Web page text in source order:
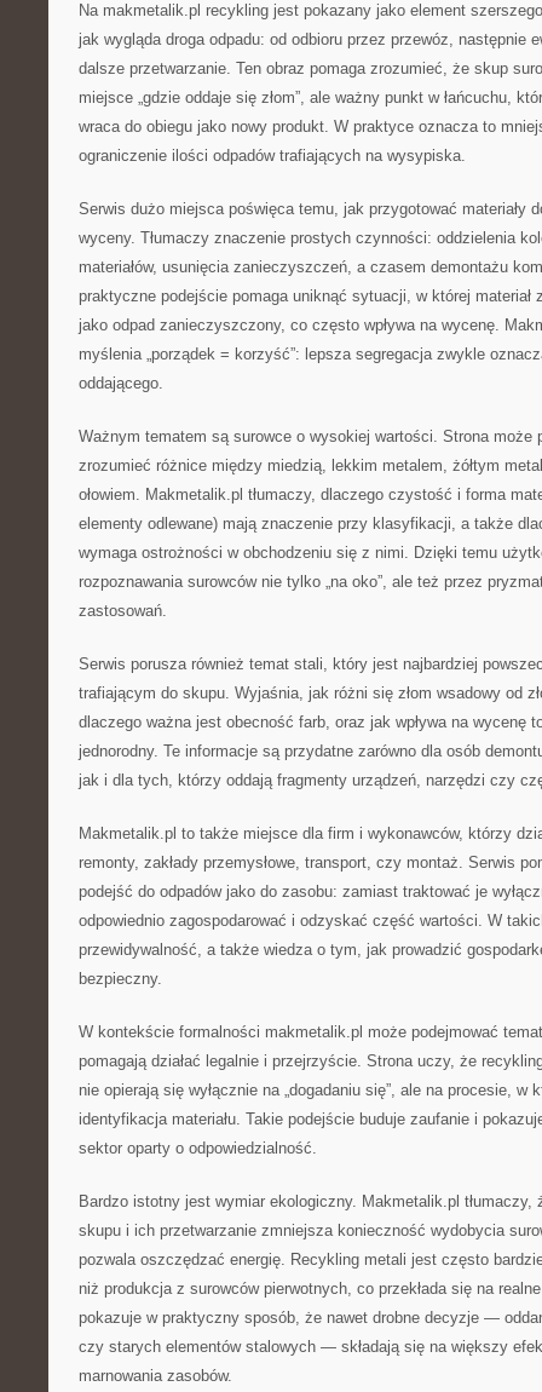
Na makmetalik.pl recykling jest pokazany jako element
jak wygląda droga odpadu: od odbioru przez przewóz, następnie
dalsze przetwarzanie. Ten obraz pomaga zrozumieć, że skup
miejsce „gdzie oddaje się złom”, ale ważny punkt w łańcuchu,
wraca do obiegu jako nowy produkt. W praktyce oznacza to
ograniczenie ilości odpadów trafiających na wysypiska.
Serwis dużo miejsca poświęca temu, jak przygotować materiały
wyceny. Tłumaczy znaczenie prostych czynności: oddzielenia
materiałów, usunięcia zanieczyszczeń, a czasem demontażu
praktyczne podejście pomaga uniknąć sytuacji, w której materiał
jako odpad zanieczyszczony, co często wpływa na wycenę.
myślenia „porządek = korzyść”: lepsza segregacja zwykle
oddającego.
Ważnym tematem są surowce o wysokiej wartości. Strona może
zrozumieć różnice między miedzią, lekkim metalem, żółtym
ołowiem. Makmetalik.pl tłumaczy, dlaczego czystość i forma
elementy odlewane) mają znaczenie przy klasyfikacji, a także
wymaga ostrożności w obchodzeniu się z nimi. Dzięki temu
rozpoznawania surowców nie tylko „na oko”, ale też przez
zastosowań.
Serwis porusza również temat stali, który jest najbardziej
trafiającym do skupu. Wyjaśnia, jak różni się złom wsadowy od
dlaczego ważna jest obecność farb, oraz jak wpływa na wycenę
jednorodny. Te informacje są przydatne zarówno dla osób
jak i dla tych, którzy oddają fragmenty urządzeń, narzędzi czy
Makmetalik.pl to także miejsce dla firm i wykonawców, którzy
remonty, zakłady przemysłowe, transport, czy montaż. Serwis
podejść do odpadów jako do zasobu: zamiast traktować je
odpowiednio zagospodarować i odzyskać część wartości. W
przewidywalność, a także wiedza o tym, jak prowadzić
bezpieczny.
W kontekście formalności makmetalik.pl może podejmować
pomagają działać legalnie i przejrzyście. Strona uczy, że
nie opierają się wyłącznie na „dogadaniu się”, ale na procesie, w
identyfikacja materiału. Takie podejście buduje zaufanie i
sektor oparty o odpowiedzialność.
Bardzo istotny jest wymiar ekologiczny. Makmetalik.pl tłumaczy,
skupu i ich przetwarzanie zmniejsza konieczność wydobycia
pozwala oszczędzać energię. Recykling metali jest często
niż produkcja z surowców pierwotnych, co przekłada się na
pokazuje w praktyczny sposób, że nawet drobne decyzje —
czy starych elementów stalowych — składają się na większy
marnowania zasobów.